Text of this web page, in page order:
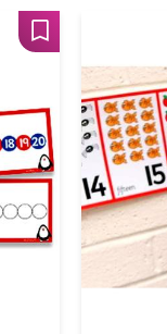
Lägg till i favoriter